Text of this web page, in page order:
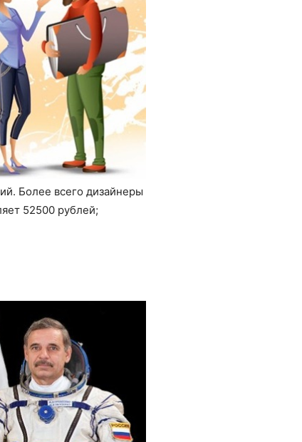
Более всего дизайнеры
52500 рублей;